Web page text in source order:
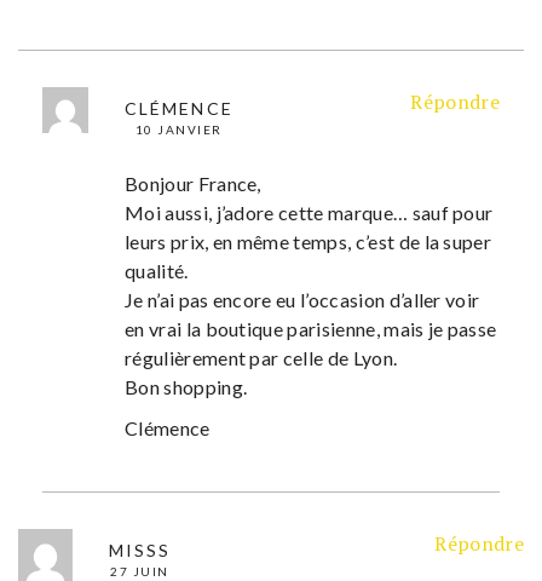
CLÉMENCE
10 JANVIER
Répondre
Bonjour France,
Moi aussi, j’adore cette marque… sauf pour
leurs prix, en même temps, c’est de la super
qualité.
Je n’ai pas encore eu l’occasion d’aller voir
en vrai la boutique parisienne, mais je passe
régulièrement par celle de Lyon.
Bon shopping.
Clémence
MISSS
27 JUIN
Répondre